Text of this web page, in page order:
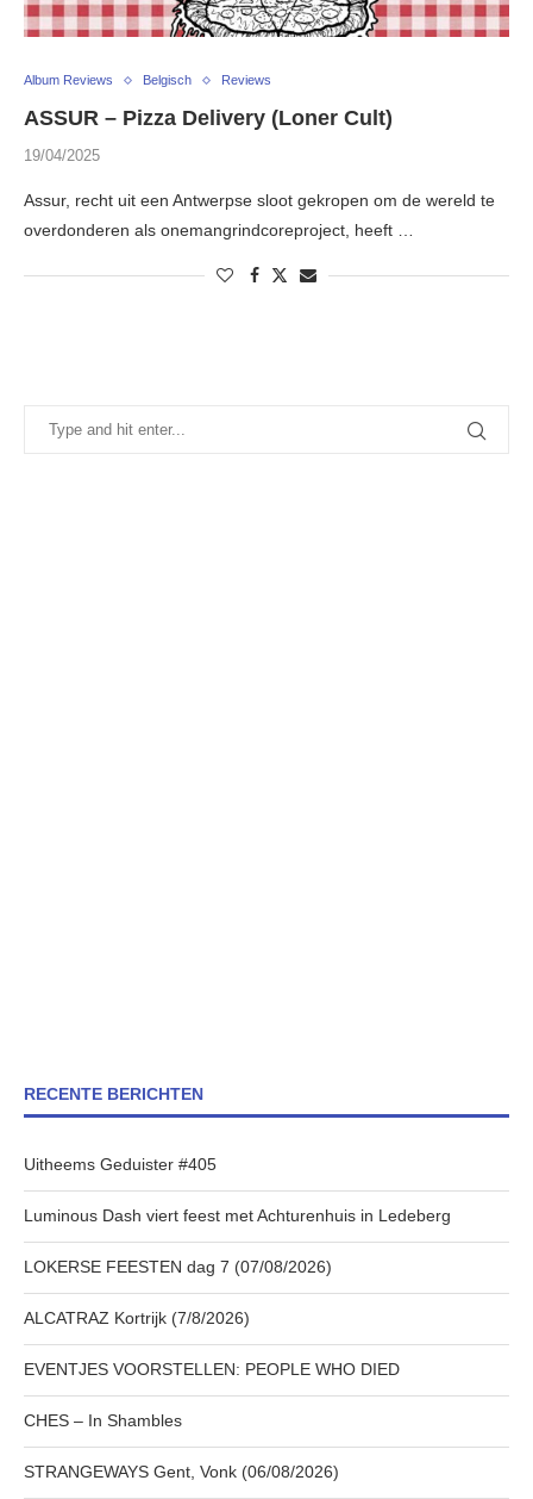
Album Reviews Belgisch Reviews
ASSUR – Pizza Delivery (Loner Cult)
19/04/2025
Assur, recht uit een Antwerpse sloot gekropen om de wereld te
overdonderen als onemangrindcoreproject, heeft …
RECENTE BERICHTEN
Uitheems Geduister #405
Luminous Dash viert feest met Achturenhuis in Ledeberg
LOKERSE FEESTEN dag 7 (07/08/2026)
ALCATRAZ Kortrijk (7/8/2026)
EVENTJES VOORSTELLEN: PEOPLE WHO DIED
CHES – In Shambles
STRANGEWAYS Gent, Vonk (06/08/2026)